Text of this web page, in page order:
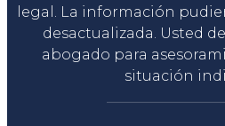
legal. La información
desactualizada. Usted
abogado para
situación